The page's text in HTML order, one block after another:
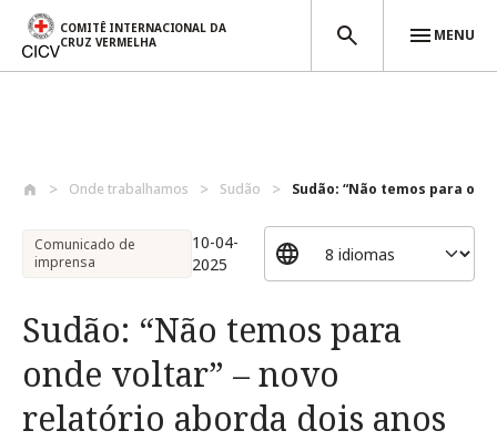
COMITÊ INTERNACIONAL DA
CRUZ VERMELHA
MENU
Onde trabalhamos Sudão Sudão: “Não temos para
Comunicado de
imprensa
10-04-
2025
Sudão: “Não temos para
onde voltar” – novo
relatório aborda dois anos